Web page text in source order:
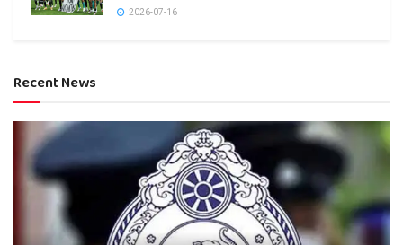
2026-07-16
Recent News